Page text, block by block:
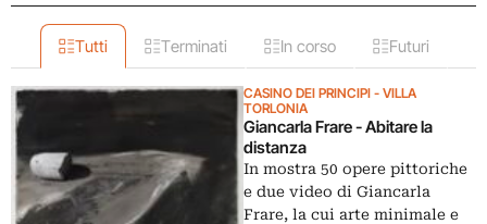
Tutti Terminati In corso Futuri
CASINO DEI PRINCIPI - VILLA
TORLONIA
Giancarla Frare - Abitare la
distanza
In mostra 50 opere pittoriche
e due video di Giancarla
Frare, la cui arte minimale e